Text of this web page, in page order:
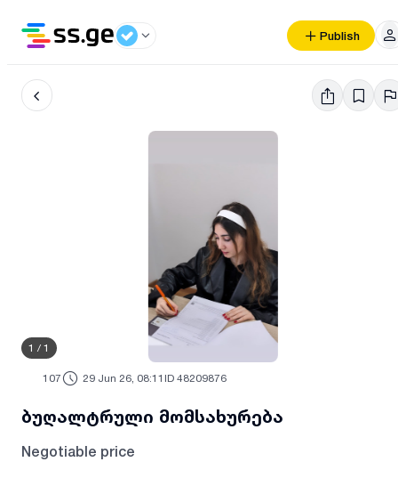
Publish
1 / 1
107 29 Jun 26, 08:11 ID 48209876
ბუღალტრული მომსახურება
Negotiable price